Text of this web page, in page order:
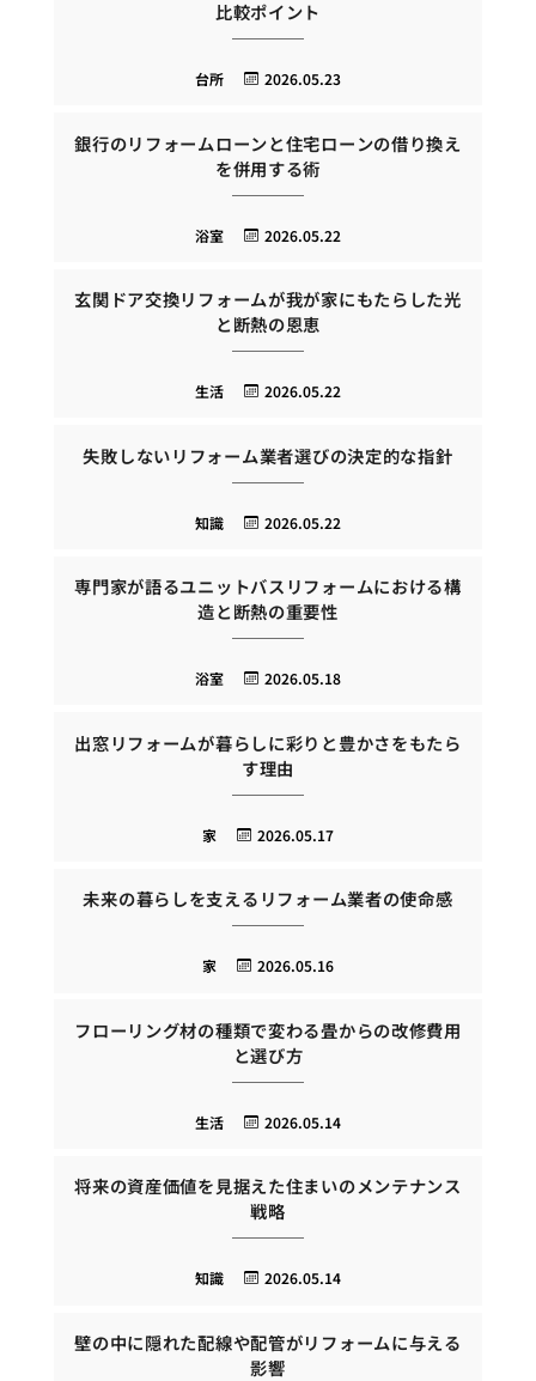
比較ポイント
2026.05.23
台所
銀行のリフォームローンと住宅ローンの借り換え
を併用する術
2026.05.22
浴室
玄関ドア交換リフォームが我が家にもたらした光
と断熱の恩恵
2026.05.22
生活
失敗しないリフォーム業者選びの決定的な指針
2026.05.22
知識
専門家が語るユニットバスリフォームにおける構
造と断熱の重要性
2026.05.18
浴室
出窓リフォームが暮らしに彩りと豊かさをもたら
す理由
2026.05.17
家
未来の暮らしを支えるリフォーム業者の使命感
2026.05.16
家
フローリング材の種類で変わる畳からの改修費用
と選び方
2026.05.14
生活
将来の資産価値を見据えた住まいのメンテナンス
戦略
2026.05.14
知識
壁の中に隠れた配線や配管がリフォームに与える
影響